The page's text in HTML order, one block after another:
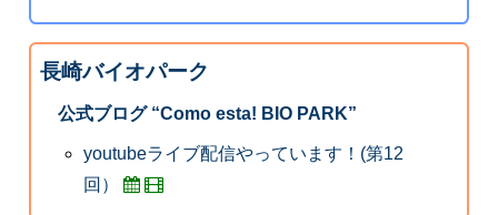
長崎バイオパーク
公式ブログ “Como esta! BIO PARK”
youtubeライブ配信やっています！(第12
回）